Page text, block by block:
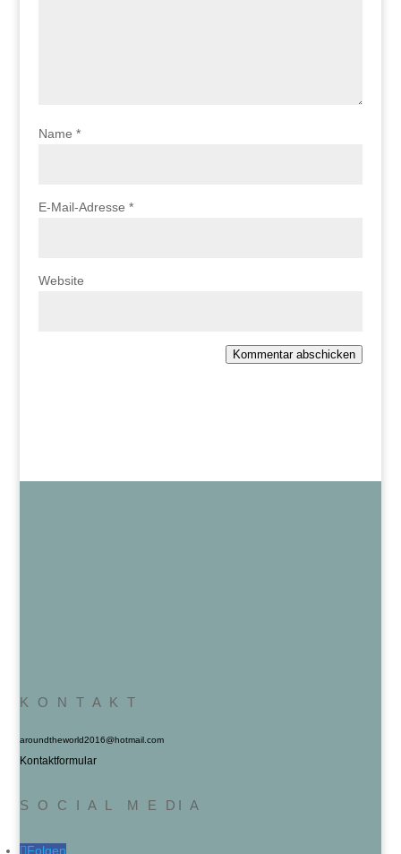
Name *
E-Mail-Adresse *
Website
Kommentar abschicken
K O N T A K T
aroundtheworld2016@hotmail.com
Kontaktformular
S O C I A L M E DI A
Folgen